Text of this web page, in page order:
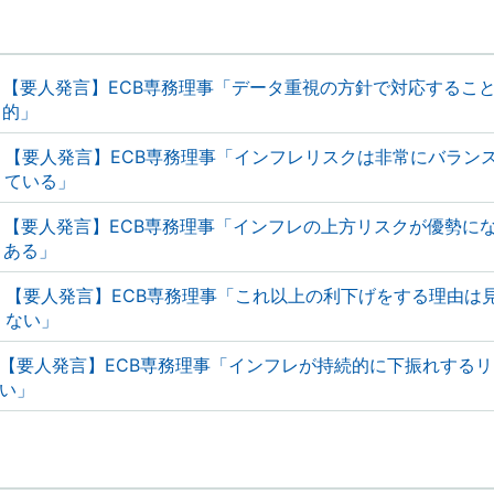
【要人発言】ECB専務理事「データ重視の方針で対応するこ
的」
【要人発言】ECB専務理事「インフレリスクは非常にバラン
ている」
【要人発言】ECB専務理事「インフレの上方リスクが優勢に
ある」
【要人発言】ECB専務理事「これ以上の利下げをする理由は
ない」
【要人発言】ECB専務理事「インフレが持続的に下振れする
い」